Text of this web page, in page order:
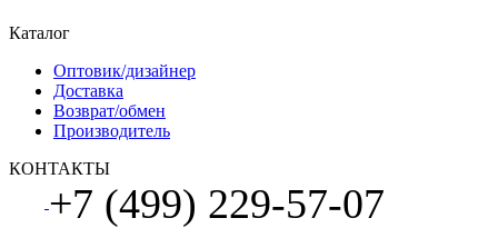
Каталог
Оптовик/дизайнер
Доставка
Возврат/обмен
Производитель
КОНТАКТЫ
+7 (499) 229-57-07